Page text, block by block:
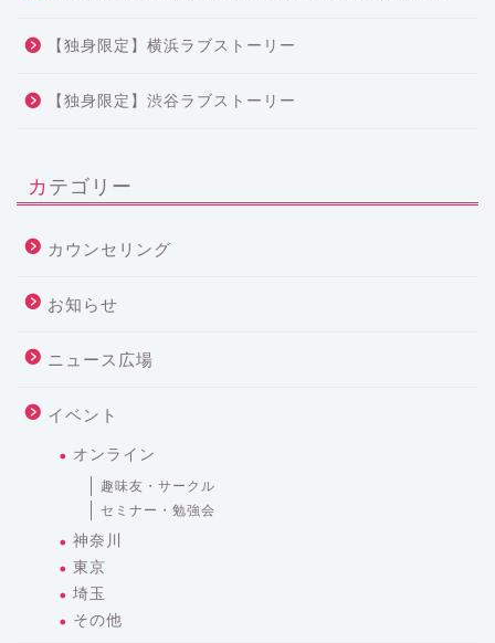
【独身限定】横浜ラブストーリー
【独身限定】渋谷ラブストーリー
カテゴリー
カウンセリング
お知らせ
ニュース広場
イベント
オンライン
趣味友・サークル
セミナー・勉強会
神奈川
東京
埼玉
その他